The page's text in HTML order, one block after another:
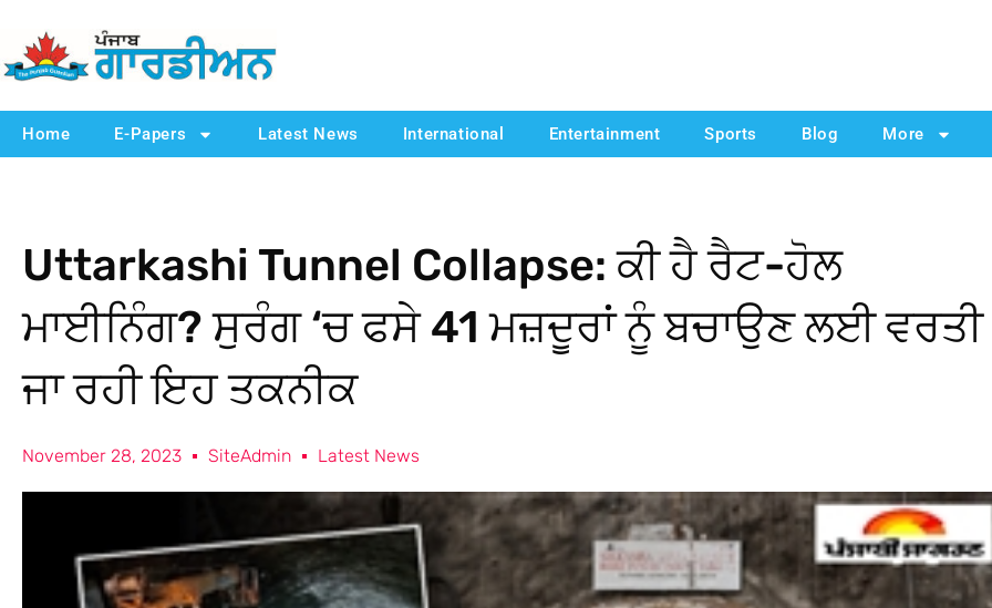
Home E-Papers Latest News International Entertainment Sports Blog More
Uttarkashi Tunnel Collapse: ਕੀ ਹੈ ਰੈਟ-ਹੋਲ
ਮਾਈਨਿੰਗ? ਸੁਰੰਗ ‘ਚ ਫਸੇ 41 ਮਜ਼ਦੂਰਾਂ ਨੂੰ ਬਚਾਉਣ ਲਈ ਵਰਤੀ
ਜਾ ਰਹੀ ਇਹ ਤਕਨੀਕ
November 28, 2023 SiteAdmin Latest News